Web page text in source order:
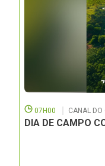
07H00 CANAL DO
DIA DE CAMPO